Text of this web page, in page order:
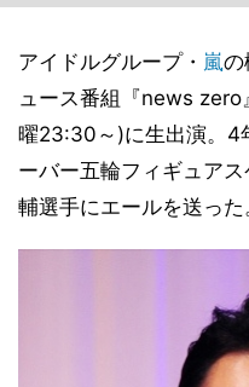
アイドルグループ・ 嵐の
ュース番組『news
曜23:30～)に生出演。4
ーバー五輪フィギュア
輔選手にエールを送った